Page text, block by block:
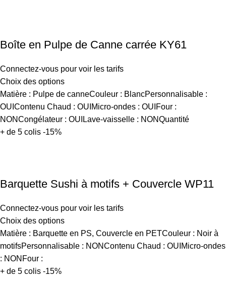
Boîte en Pulpe de Canne carrée KY61
Connectez-vous pour voir les tarifs
Choix des options
Matière : Pulpe de canneCouleur : BlancPersonnalisable :
OUIContenu Chaud : OUIMicro-ondes : OUIFour :
NONCongélateur : OUILave-vaisselle : NONQuantité
+ de 5 colis -15%
Barquette Sushi à motifs + Couvercle WP11
Connectez-vous pour voir les tarifs
Choix des options
Matière : Barquette en PS, Couvercle en PETCouleur : Noir à
motifsPersonnalisable : NONContenu Chaud : OUIMicro-ondes
: NONFour :
+ de 5 colis -15%